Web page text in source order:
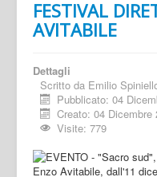
FESTIVAL
AVITABILE
Dettagli
Scritto da Emilio
Pubblicato: 04
Creato: 04 Dicembre
Visite: 779